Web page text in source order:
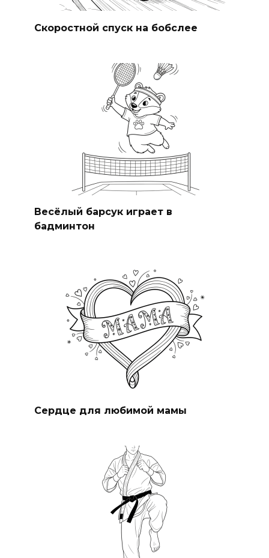
Скоростной спуск на бобслее
Весёлый барсук играет в
бадминтон
Сердце для любимой мамы